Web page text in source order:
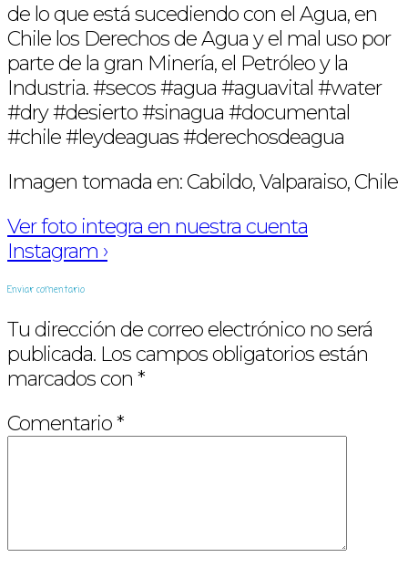
de lo que está sucediendo con el Agua, en
Chile los Derechos de Agua y el mal uso por
parte de la gran Minería, el Petróleo y la
Industria. #secos #agua #aguavital #water
#dry #desierto #sinagua #documental
#chile #leydeaguas #derechosdeagua
Imagen tomada en: Cabildo, Valparaiso, Chile
Ver foto integra en nuestra cuenta
Instagram ›
Enviar comentario
Tu dirección de correo electrónico no será
publicada. Los campos obligatorios están
marcados con *
Comentario*